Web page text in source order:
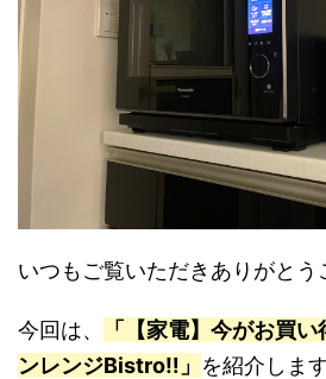
いつもご覧いただきありがとう
今回は、
「【家電】今がお買
ンレンジBistro‼︎」 を紹介しま